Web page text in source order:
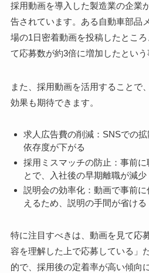
採用動画を導入した製造業の企業
告されています。ある自動車部品
場の1日密着動画を投稿したとこ
て応募数が約3倍に増加したという
また、採用動画を活用することで
効果も期待できます。
求人広告費の削減：SNSでの
依存度が下がる
採用ミスマッチの防止：事前
とで、入社後の早期離職が減少
説明会の効率化：動画で事前
えるため、説明の手間が省ける
特に注目すべきは、動画を見て応
容を理解した上で応募している」
的で、採用後の定着率が高い傾向